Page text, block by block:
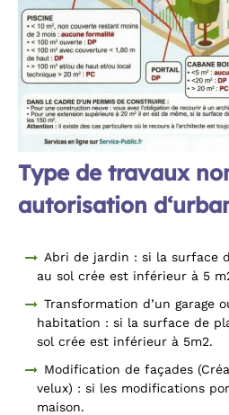
Type de travaux
autorisation
Abri de jardin : si la surface
au sol crée est inférieur à 5
Transformation d’un garage
habitation : si la surface de
sol crée est inférieur à 5m2.
Modification de façades
velux) : si les modifications
maison.